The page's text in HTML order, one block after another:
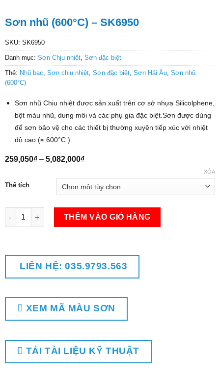
Sơn nhũ (600°C) – SK6950
SKU: SK6950
Danh mục: Sơn Chịu nhiệt, Sơn đặc biệt
Thẻ: Nhũ bạc Sơn chịu nhiệt, Sơn đặc biệt, Sơn Hải Âu, Sơn nhũ
(600°C)
Sơn nhũ Chịu nhiệt được sản xuất trên cơ sở nhựa Silicolphene,
bột màu nhũ, dung môi và các phụ gia đặc biệt.Sơn được dùng
để sơn bảo vệ cho các thiết bị thường xuyên tiếp xúc với nhiệt
độ cao (≤ 600°C ).
259,050₫ – 5,082,000₫Khoảng
259,050₫
đến
5,082,000₫
Thể tích
XÓA
Sơn nhũ (600°C) - SK6950 số lượng
THÊM VÀO GIỎ HÀNG
LIÊN HỆ: 035.9793.563
XEM MÃ MÀU SƠN
TẢI TÀI LIỆU KỸ THUẬT